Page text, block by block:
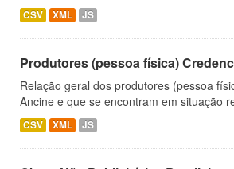
CSV XML JS
Produtores (pessoa física)
Relação geral dos produtores (pessoa
Ancine e que se encontram em situação
CSV XML JS